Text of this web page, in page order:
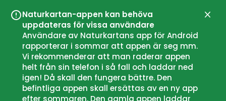
Naturkartan-appen kan behöva
uppdateras för vissa användare
Användare av Naturkartans app för Android
rapporterar i sommar att appen är seg mm.
Vi rekommenderar att man raderar appen
helt från sin telefon i så fall och laddar ned
igen! Då skall den fungera bättre. Den
befintliga appen skall ersättas av en ny app
efter sommaren. Den gamla appen laddar